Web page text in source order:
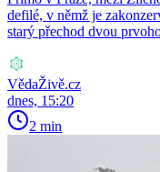
defilé, v němž je
starý přechod dvou
VědaŽivě.cz
dnes, 15:20
2 min